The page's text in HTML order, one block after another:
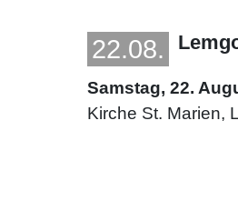
22.08.
Samstag, 22.
Kirche St. Marien,